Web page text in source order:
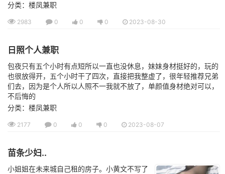
分类：楼凤兼职
2983 0 0 0 2023-08-30
日照个人兼职
包夜只有五个小时有点短所以一直也没休息，妹妹身材挺好的，玩的
也很放得开，五个小时干了四次，直接把我整虚了，很年轻推荐兄弟
们去，因为是个人所以人照不一我就不放了，单颜值身材绝对可以，
不后悔的
分类：楼凤兼职
2177 0 0 0 2023-08-07
苗条少妇..
小姐姐在未来城自己租的房子。小黄文不写了